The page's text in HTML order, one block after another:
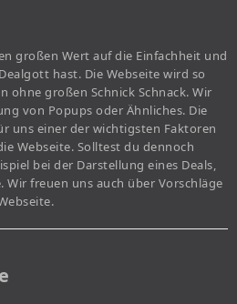
großen Wert auf die Einfachheit und
hast. Die Webseite wird so
ohne großen Schnick Schnack. Wir
von Popups oder Ähnliches. Die
uns einer der wichtigsten Faktoren
Webseite. Solltest du dennoch
bei der Darstellung eines Deals,
freuen uns auch über Vorschläge